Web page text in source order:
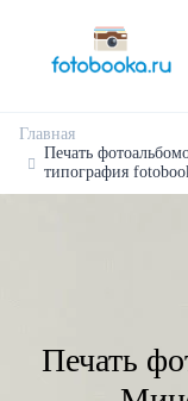
Главная
Печать
типография
Печать